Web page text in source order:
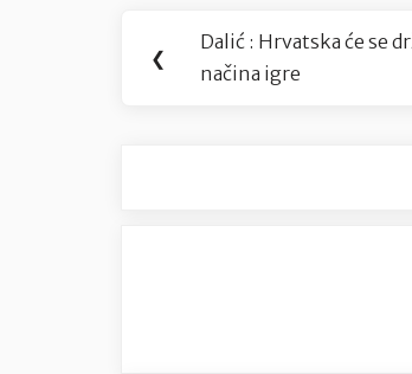
Navigacija
objava
❮
Previous
Post:
Dalić : Hrvatska će se
načina igre